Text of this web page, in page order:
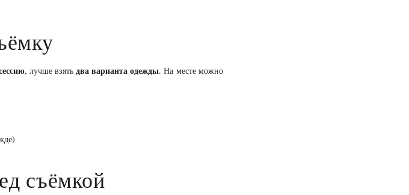
, лучше взять два варианта одежды. На месте можно
съёмкой